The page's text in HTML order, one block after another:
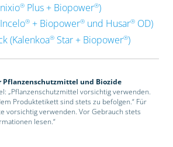
®Plus + Biopower®)
®+ Biopower®und Husar®OD)
(Kalenkoa®Star + Biopower®)
und Biozide
„Pflanzenschutzmittel vorsichtig verwenden.
Produktetikett sind stets zu befolgen.“ Für
vorsichtig verwenden. Vor Gebrauch stets
lesen.“